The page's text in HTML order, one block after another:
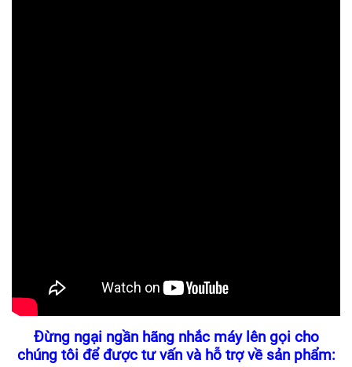
Đừng ngại ngần hãng nhắc máy lên gọi cho
chúng tôi để được tư vấn và hỗ trợ về sản phẩm: